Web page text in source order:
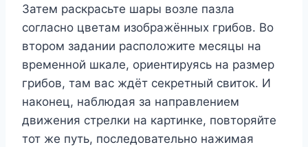
Затем раскрасьте шары возле пазла
согласно цветам изображённых грибов. Во
втором задании расположите месяцы на
временной шкале, ориентируясь на размер
грибов, там вас ждёт секретный свиток. И
наконец, наблюдая за направлением
движения стрелки на картинке, повторяйте
тот же путь, последовательно нажимая